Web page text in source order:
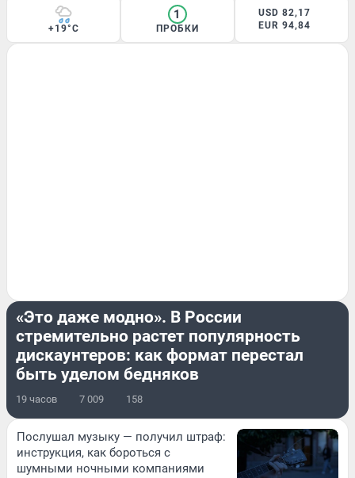
+19°C
1
ПРОБКИ
USD 82,17
EUR 94,84
«Это даже модно». В России
стремительно растет популярность
дискаунтеров: как формат перестал
быть уделом бедняков
19 часов 7 009 158
Послушал музыку — получил штраф:
инструкция, как бороться с
шумными ночными компаниями